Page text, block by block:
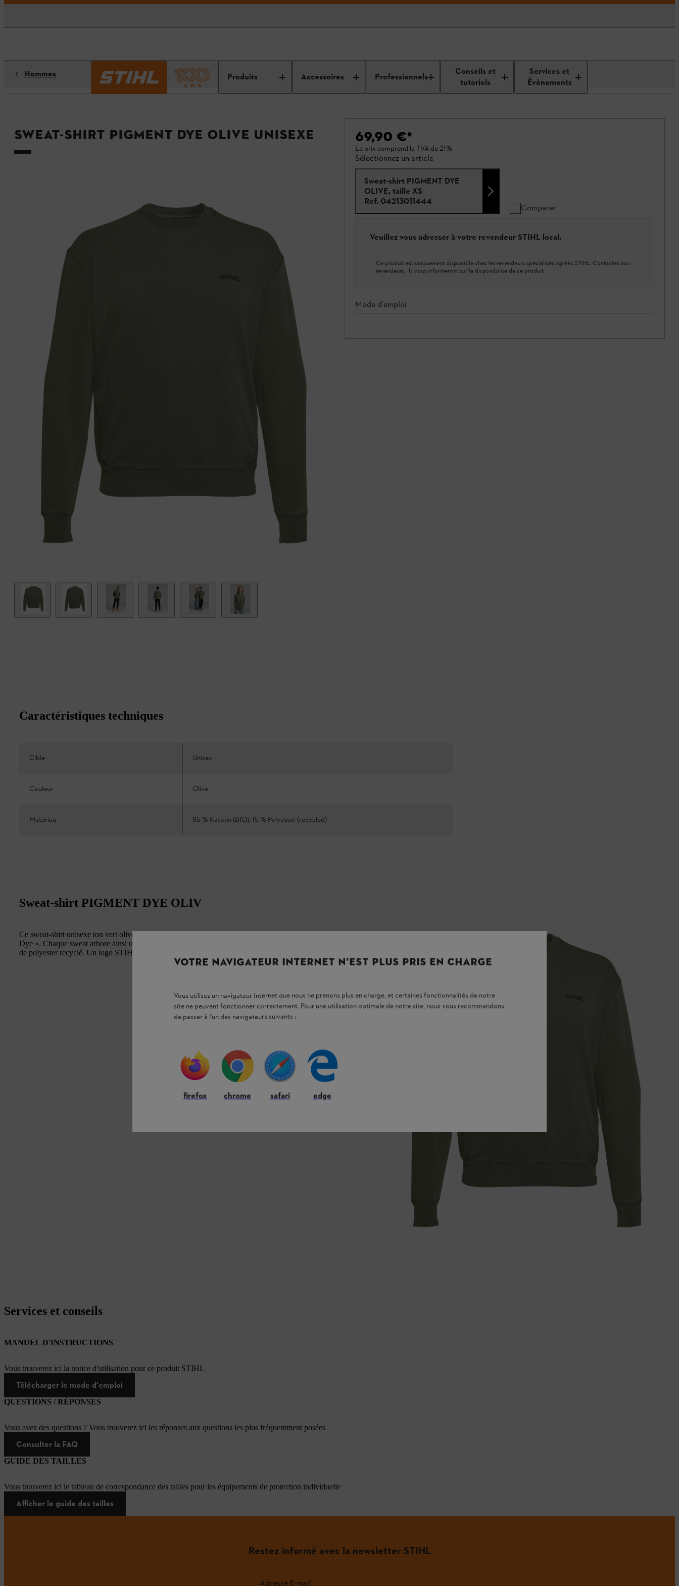
Produits Accessoires Professionnels
Conseils et
tutoriels
Services et
Évènements
Hommes
Sweat-shirt PIGMENT DYE OLIVE Unisexe 69,90 €*
Le prix comprend la TVA de 21%.
Sélectionnez un article
Sweat-shirt PIGMENT DYE
OLIVE, taille XS
Ref. 04213011444
Comparer
Veuillez vous adresser à votre revendeur STIHL local.
Ce produit est uniquement disponible chez les revendeurs spécialisés agréés STIHL. Contactez nos
revendeurs, ils vous informeront sur la disponibilité de ce produit.
Mode d'emploi
Caractéristiques techniques
Cible Unisex
Couleur Olive
Matériau 85 % Katoen (BIO), 15 % Polyester (recycled)
Sweat-shirt PIGMENT DYE OLIV
Ce sweat-shirt unisexe ton vert olive aux épaules légèrement surpiquées a été teint selon la méthode « Garment
Dye ». Chaque sweat arbore ainsi une couleur légèrement différente. Le fil est fabriqué à partir de coton bio et
de polyester recyclé. Un logo STIHL est brodé sur la poitrine.
Services et conseils
MANUEL D'INSTRUCTIONS
Vous trouverez ici la notice d'utilisation pour ce produit STIHL
Télécharger le mode d'emploi
QUESTIONS / RÉPONSES
Vous avez des questions ? Vous trouverez ici les réponses aux questions les plus fréquemment posées
Consulter la FAQ
GUIDE DES TAILLES
Vous trouverez ici le tableau de correspondance des tailles pour les équipements de protection individuelle
Afficher le guide des tailles
Restez informé avec la newsletter STIHL
Adresse E-mail
VOTRE NAVIGATEUR INTERNET N'EST PLUS PRIS EN CHARGE
Vous utilisez un navigateur Internet que nous ne prenons plus en charge, et certaines fonctionnalités de notre
site ne peuvent fonctionner correctement. Pour une utilisation optimale de notre site, nous vous recommandons
de passer à l'un des navigateurs suivants :
firefox chrome safari edge